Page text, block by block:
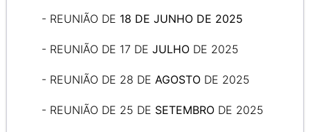
- REUNIÃO DE 18 DE JUNHO DE 2025
- REUNIÃO DE 17 DE JULHO DE 2025
- REUNIÃO DE 28 DE AGOSTO DE 2025
- REUNIÃO DE 25 DE SETEMBRO DE 2025